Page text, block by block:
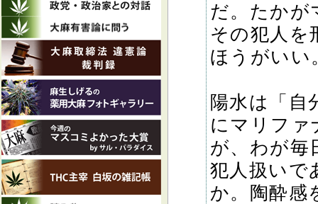
だ。たかが
その犯人を
ほうがいい
陽水は「自
にマリファ
が、わが毎
犯人扱いで
か。陶酔感